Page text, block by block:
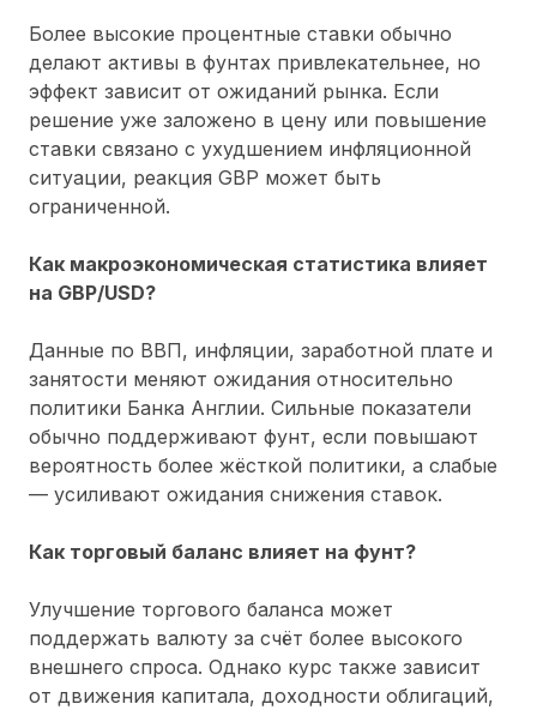
Более высокие процентные ставки обычно
делают активы в фунтах привлекательнее, но
эффект зависит от ожиданий рынка. Если
решение уже заложено в цену или повышение
ставки связано с ухудшением инфляционной
ситуации, реакция GBP может быть
ограниченной.
Как макроэкономическая статистика влияет
на GBP/USD?
Данные по ВВП, инфляции, заработной плате и
занятости меняют ожидания относительно
политики Банка Англии. Сильные показатели
обычно поддерживают фунт, если повышают
вероятность более жёсткой политики, а слабые
— усиливают ожидания снижения ставок.
Как торговый баланс влияет на фунт?
Улучшение торгового баланса может
поддержать валюту за счёт более высокого
внешнего спроса. Однако курс также зависит
от движения капитала, доходности облигаций,